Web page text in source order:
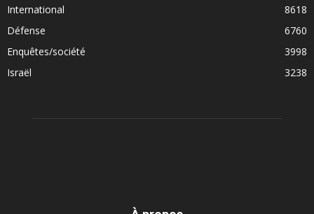
International
8618
Défense
6760
Enquêtes/société
3998
Israël
3238